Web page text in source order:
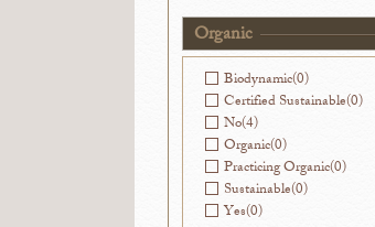
Organic
Biodynamic(0)
Certified Sustainable(0)
No(4)
Organic(0)
Practicing Organic(0)
Sustainable(0)
Yes(0)